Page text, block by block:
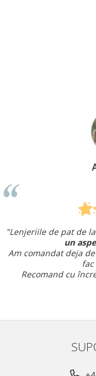
"Lenjeriile de pat de la
un
Am comandat deja de
fac
Recomand cu